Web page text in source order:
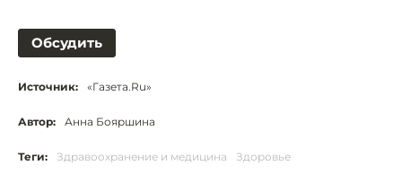
Обсудить
Источник: «Газета.Ru»
Автор: Анна Бояршина
Теги: Здравоохранение и медицина Здоровье